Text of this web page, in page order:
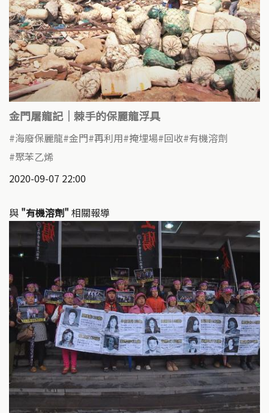
金門屠龍記｜棘手的保麗龍浮具
海廢保麗龍 金門 再利用 掩埋場 回收 有機溶劑
聚苯乙烯
2020-09-07 22:00
與 "有機溶劑" 相關報導